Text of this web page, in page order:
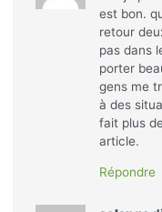
est bon.
retour
pas dans
porter
gens me
à des
fait plus
article.
Répondre